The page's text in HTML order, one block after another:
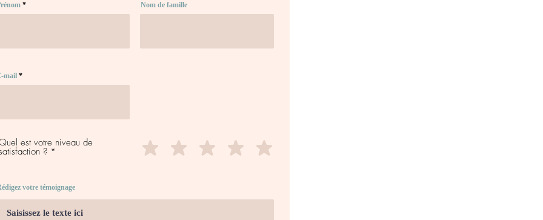
Nom de famille
mail
est votre niveau de
?
votre témoignage